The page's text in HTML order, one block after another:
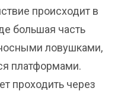
происходит в
большая часть
ловушками,
платформами.
проходить через